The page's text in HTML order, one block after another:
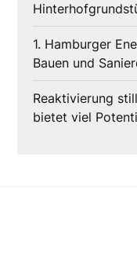
1. Hamburger
Bauen und
Reaktivierung
bietet viel